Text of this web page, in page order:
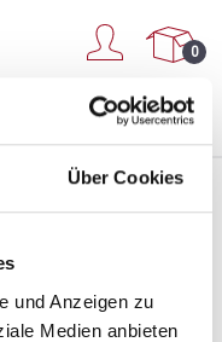
Über Cookies
und Anzeigen zu
Medien anbieten
0
la Grande